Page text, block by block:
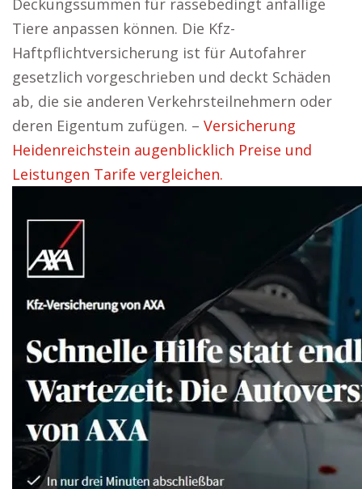
Deckungssummen für rassebedingt anfällige
Tiere anpassen können. Die Kfz-
Haftpflichtversicherung ist für Autofahrer
gesetzlich vorgeschrieben und deckt Schäden
ab, die sie anderen Verkehrsteilnehmern oder
deren Eigentum zufügen. – Versicherung
Heidenreichstein augenblicklich Preise und
Leistungen Tarife vergleichen.